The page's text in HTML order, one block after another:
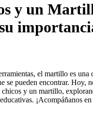
y un
el martillo es una
se pueden encontrar. Hoy,
chicos y un martillo,
¡Acompáñanos